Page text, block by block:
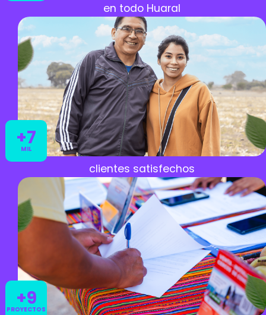
en todo Huaral
+7
MIL
clientes satisfechos
+9
PROYECTOS